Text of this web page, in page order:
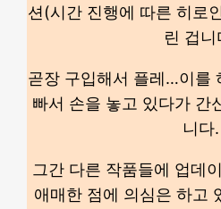
션(시간 진행에 따른 히로
린 겁니
곧장 구입해서 플레…이를
빠서 손을 놓고 있다가 간
니다.
그간 다른 작품들에 업데
애매한 점에 의심은 하고